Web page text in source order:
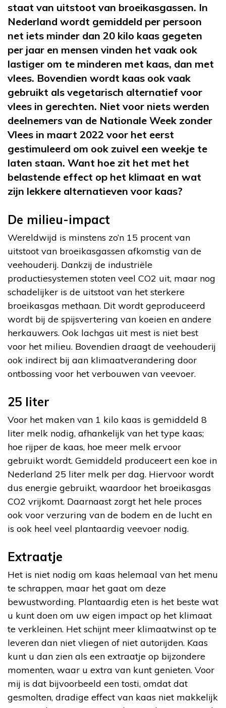
staat van uitstoot van broeikasgassen. In
Nederland wordt gemiddeld per persoon
net iets minder dan 20 kilo kaas gegeten
per jaar en mensen vinden het vaak ook
lastiger om te minderen met kaas, dan met
vlees. Bovendien wordt kaas ook vaak
gebruikt als vegetarisch alternatief voor
vlees in gerechten. Niet voor niets werden
deelnemers van de Nationale Week zonder
Vlees in maart 2022 voor het eerst
gestimuleerd om ook zuivel een weekje te
laten staan. Want hoe zit het met het
belastende effect op het klimaat en wat
zijn lekkere alternatieven voor kaas?
De milieu-impact
Wereldwijd is minstens zo’n 15 procent van
uitstoot van broeikasgassen afkomstig van de
veehouderij. Dankzij de industriële
productiesystemen stoten veel CO2 uit, maar nog
schadelijker is de uitstoot van het sterkere
broeikasgas methaan. Dit wordt geproduceerd
wordt bij de spijsvertering van koeien en andere
herkauwers. Ook lachgas uit mest is niet best
voor het milieu. Bovendien draagt de veehouderij
ook indirect bij aan klimaatverandering door
ontbossing voor het verbouwen van veevoer.
25 liter
Voor het maken van 1 kilo kaas is gemiddeld 8
liter melk nodig, afhankelijk van het type kaas;
hoe rijper de kaas, hoe meer melk ervoor
gebruikt wordt. Gemiddeld produceert een koe in
Nederland 25 liter melk per dag. Hiervoor wordt
dus energie gebruikt, waardoor het broeikasgas
CO2 vrijkomt. Daarnaast zorgt het hele proces
ook voor verzuring van de bodem en de lucht en
is ook heel veel plantaardig veevoer nodig.
Extraatje
Het is niet nodig om kaas helemaal van het menu
te schrappen, maar het gaat om deze
bewustwording. Plantaardig eten is het beste wat
u kunt doen om uw eigen impact op het klimaat
te verkleinen. Het schijnt meer klimaatwinst op te
leveren dan niet vliegen of niet autorijden. Kaas
kunt u dan zien als een extraatje op bijzondere
momenten, waar u extra van kunt genieten. Voor
mij is dat bijvoorbeeld een tosti, omdat dat
gesmolten, dradige effect van kaas niet makkelijk